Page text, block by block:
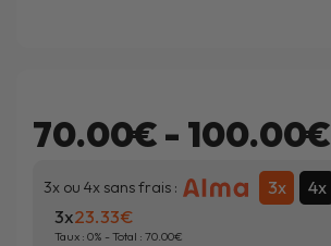
70.00€ - 100.00€
3x ou 4x sans frais : 3x 4x
3x23.33
Taux : 0% - Total : 70.00